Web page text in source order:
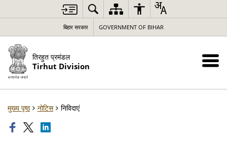
बिहार सरकार GOVERNMENT OF BIHAR
तिरहुत प्रमंडल
Tirhut Division
मुख्य पृष्ठ नोटिस निविदाएं